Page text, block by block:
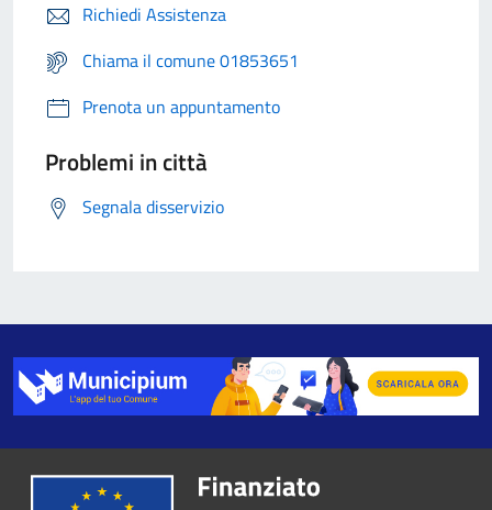
Richiedi Assistenza
Chiama il comune 01853651
Prenota un appuntamento
Problemi in città
Segnala disservizio